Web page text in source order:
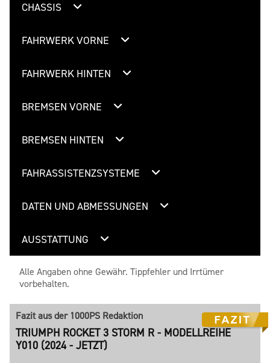
CHASSIS
FAHRWERK VORNE
FAHRWERK HINTEN
BREMSEN VORNE
BREMSEN HINTEN
FAHRASSISTENZSYSTEME
DATEN UND ABMESSUNGEN
AUSSTATTUNG
Alle Angaben ohne Gewähr. Tippfehler und Irrtümer
vorbehalten.
Fazit aus der 1000PS Redaktion
TRIUMPH ROCKET 3 STORM R - MODELLREIHE
Y010 (2024 - JETZT)